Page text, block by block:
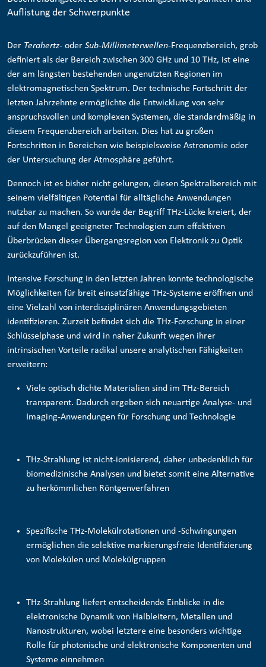
Auflistung der Schwerpunkte
Der Terahertz- oder Sub-Millimeterwellen-Frequenzbereich, grob
definiert als der Bereich zwischen 300 GHz und 10 THz, ist eine
der am längsten bestehenden ungenutzten Regionen im
elektromagnetischen Spektrum. Der technische Fortschritt der
letzten Jahrzehnte ermöglichte die Entwicklung von sehr
anspruchsvollen und komplexen Systemen, die standardmäßig in
diesem Frequenzbereich arbeiten. Dies hat zu großen
Fortschritten in Bereichen wie beispielsweise Astronomie oder
der Untersuchung der Atmosphäre geführt.
Dennoch ist es bisher nicht gelungen, diesen Spektralbereich mit
seinem vielfältigen Potential für alltägliche Anwendungen
nutzbar zu machen. So wurde der Begriff THz-Lücke kreiert, der
auf den Mangel geeigneter Technologien zum effektiven
Überbrücken dieser Übergangsregion von Elektronik zu Optik
zurückzuführen ist.
Intensive Forschung in den letzten Jahren konnte technologische
Möglichkeiten für breit einsatzfähige THz-Systeme eröffnen und
eine Vielzahl von interdisziplinären Anwendungsgebieten
identifizieren. Zurzeit befindet sich die THz-Forschung in einer
Schlüsselphase und wird in naher Zukunft wegen ihrer
intrinsischen Vorteile radikal unsere analytischen Fähigkeiten
erweitern:
Viele optisch dichte Materialien sind im THz-Bereich
transparent. Dadurch ergeben sich neuartige Analyse- und
Imaging-Anwendungen für Forschung und Technologie
THz-Strahlung ist nicht-ionisierend, daher unbedenklich für
biomedizinische Analysen und bietet somit eine Alternative
zu herkömmlichen Röntgenverfahren
Spezifische THz-Molekülrotationen und -Schwingungen
ermöglichen die selektive markierungsfreie Identifizierung
von Molekülen und Molekülgruppen
THz-Strahlung liefert entscheidende Einblicke in die
elektronische Dynamik von Halbleitern, Metallen und
Nanostrukturen, wobei letztere eine besonders wichtige
Rolle für photonische und elektronische Komponenten und
Systeme einnehmen